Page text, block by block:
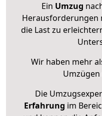
Ein Umzug
Herausforderungen
die Last zu
Wir haben mehr
Umzügen
Die
Erfahrung im